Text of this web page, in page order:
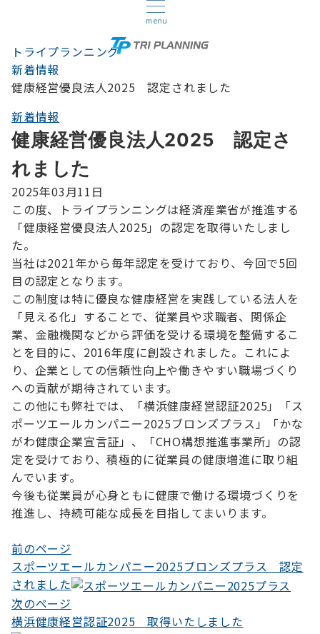
menu
トライプランニング
新着情報
健康経営優良法人2025 認定されました
新着情報
健康経営優良法人2025 認定さ
れました
2025年03月11日
この度、トライプランニングは経済産業省が推進する
「健康経営優良法人2025」の認定を取得いたしまし
た。
当社は2021年から毎年認定を受けており、今回で5回
目の認定となります。
この制度は特に優良な健康経営を実践している法人を
「見える化」することで、従業員や求職者、関係企
業、金融機関などから評価を受ける環境を整備するこ
とを目的に、2016年度に創設されました。これによ
り、企業としての信頼性向上や働きやすい職場づくり
への貢献が期待されています。
この他にも弊社では、「横浜健康経営認証2025」「ス
ポーツエールカンパニー2025ブロンズプラス」「かな
がわ健康企業宣言証」、「CHO構想推進事業所」の認
定を受けており、積極的に従業員の健康増進に取り組
んでいます。
今後も従業員が心身ともに健康で働ける環境づくりを
推進し、持続可能な成長を目指してまいります。
投
稿
ナ
ビ
前のページ
スポーツエールカンパニー2025ブロンズプラス 認定
されました
次のページ
横浜健康経営認証2025 取得いたしました